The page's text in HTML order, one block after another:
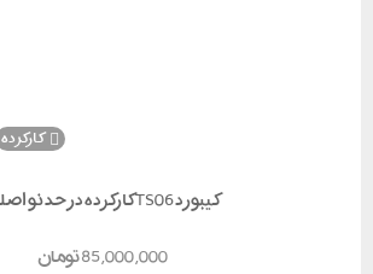
کارکرده
کیبورد TS06 کارکرده در حد نو اصلی
تومان85,000,000